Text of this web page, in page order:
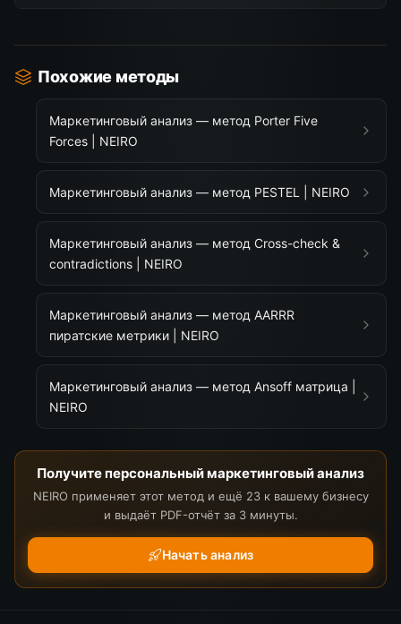
Похожие методы
Маркетинговый анализ — метод Porter Five
Forces | NEIRO
Маркетинговый анализ — метод PESTEL | NEIRO
Маркетинговый анализ — метод Cross-check &
contradictions | NEIRO
Маркетинговый анализ — метод AARRR
пиратские метрики | NEIRO
Маркетинговый анализ — метод Ansoff матрица |
NEIRO
Получите персональный маркетинговый анализ
NEIRO применяет этот метод и ещё 23 к вашему бизнесу
и выдаёт PDF-отчёт за 3 минуты.
Начать анализ